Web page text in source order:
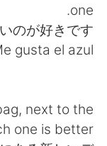
one.
が好きです。
gusta el azul.
next to the
one is better?